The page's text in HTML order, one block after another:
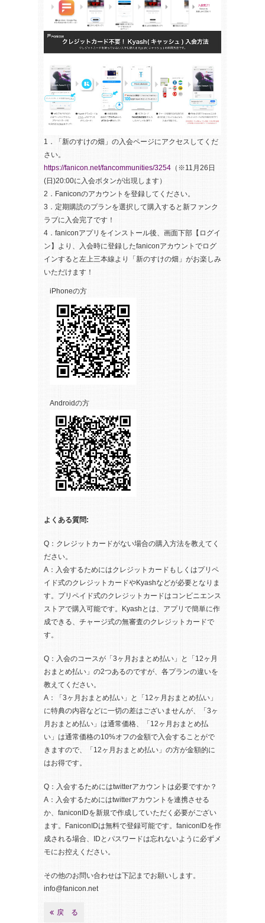
1．「新のすけの畑」の入会ページにアクセスしてくだ
さい。
https://fanicon.net/fancommunities/3254 （※11月26日
(日)20:00に入会ボタンが出現します）
2．Faniconのアカウントを登録してください。
3．定期購読のプランを選択して購入すると新ファンク
ラブに入会完了です！
4．faniconアプリをインストール後、画面下部【ログイ
ン】より、入会時に登録したfaniconアカウントでログ
インすると左上三本線より「新のすけの畑」がお楽しみ
いただけます！
iPhoneの方
Androidの方
よくある質問:
Q：クレジットカードがない場合の購入方法を教えてく
ださい。
A：入会するためにはクレジットカードもしくはプリペ
イド式のクレジットカードやKyashなどが必要となりま
す。プリペイド式のクレジットカードはコンビニエンス
ストアで購入可能です。Kyashとは、アプリで簡単に作
成できる、チャージ式の無審査のクレジットカードで
す。
Q：入会のコースが「3ヶ月おまとめ払い」と「12ヶ月
おまとめ払い」の2つあるのですが、各プランの違いを
教えてください。
A：「3ヶ月おまとめ払い」と「12ヶ月おまとめ払い」
に特典の内容などに一切の差はございませんが、「3ヶ
月おまとめ払い」は通常価格、「12ヶ月おまとめ払
い」は通常価格の10%オフの金額で入会することがで
きますので、「12ヶ月おまとめ払い」の方が金額的に
はお得です。
Q：入会するためにはtwitterアカウントは必要ですか？
A：入会するためにはtwitterアカウントを連携させる
か、faniconIDを新規で作成していただく必要がござい
ます。FaniconIDは無料で登録可能です。faniconIDを作
成される場合、IDとパスワードは忘れないように必ずメ
モにお控えください。
その他のお問い合わせは下記までお願いします。
info@fanicon.net
戻 る